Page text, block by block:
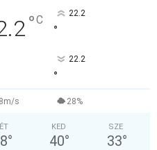
°C 22.2
°
22.2
°
s 28%
°
KED
40°
SZE
33°